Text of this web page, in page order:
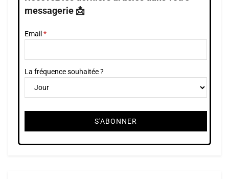
messagerie 📩
Email
La fréquence souhaitée ?